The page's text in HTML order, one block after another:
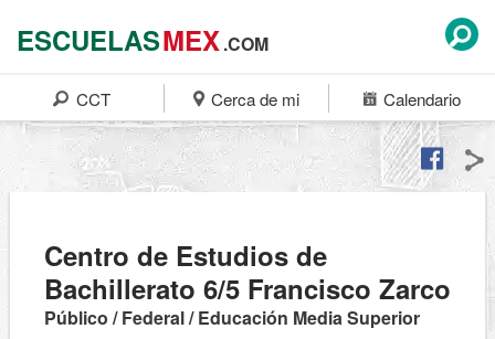
ESCUELASMEX.COM
CCT Cerca de mi Calendario
Centro de Estudios de
Bachillerato 6/5 Francisco Zarco
Público / Federal / Educación Media Superior